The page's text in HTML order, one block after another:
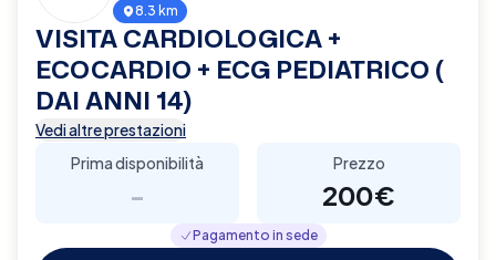
8.3 km
VISITA CARDIOLOGICA +
ECOCARDIO + ECG PEDIATRICO (
DAI ANNI 14)
Vedi altre prestazioni
Prima disponibilità
-
Prezzo
200€
Pagamento in sede